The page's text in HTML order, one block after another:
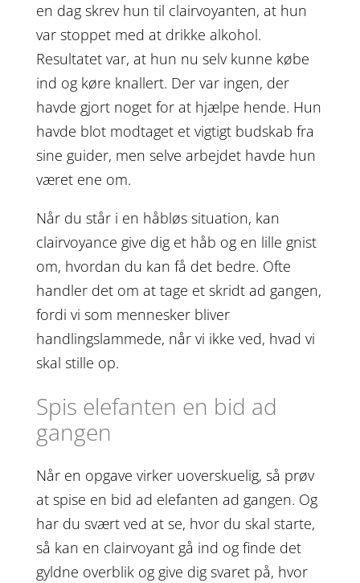
en dag skrev hun til clairvoyanten, at hun
var stoppet med at drikke alkohol.
Resultatet var, at hun nu selv kunne købe
ind og køre knallert. Der var ingen, der
havde gjort noget for at hjælpe hende. Hun
havde blot modtaget et vigtigt budskab fra
sine guider, men selve arbejdet havde hun
været ene om.
Når du står i en håbløs situation, kan
clairvoyance give dig et håb og en lille gnist
om, hvordan du kan få det bedre. Ofte
handler det om at tage et skridt ad gangen,
fordi vi som mennesker bliver
handlingslammede, når vi ikke ved, hvad vi
skal stille op.
Spis elefanten en bid ad
gangen
Når en opgave virker uoverskuelig, så prøv
at spise en bid ad elefanten ad gangen. Og
har du svært ved at se, hvor du skal starte,
så kan en clairvoyant gå ind og finde det
gyldne overblik og give dig svaret på, hvor